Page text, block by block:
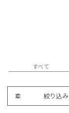
すべて
絞り込み